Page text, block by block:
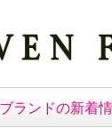
ランドの新着